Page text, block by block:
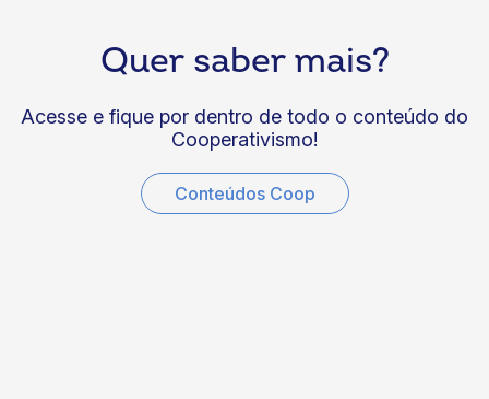
Notícias
COOPERA celebra formatura do Programa Mulheres
Quer saber mais?
Acesse e fique por dentro de todo o conteúdo do
Cooperativismo!
Conteúdos Coop